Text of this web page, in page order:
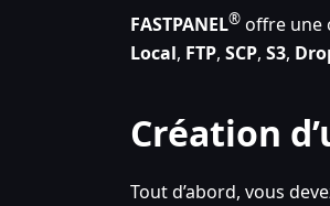
FASTPANEL® offre une
Local, FTP, SCP, S3,
Création
Tout d’abord, vous